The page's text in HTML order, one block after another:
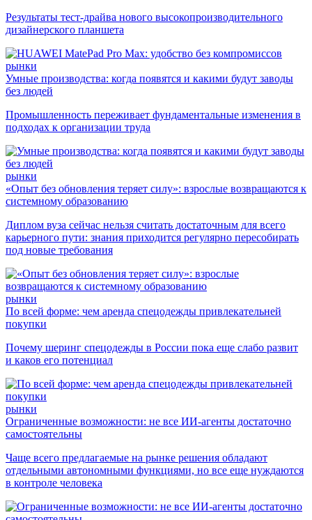
Результаты тест-драйва нового высокопроизводительного
дизайнерского планшета
рынки
Умные производства: когда появятся и какими будут заводы
без людей
Промышленность переживает фундаментальные изменения в
подходах к организации труда
рынки
«Опыт без обновления теряет силу»: взрослые возвращаются к
системному образованию
Диплом вуза сейчас нельзя считать достаточным для всего
карьерного пути: знания приходится регулярно пересобирать
под новые требования
рынки
По всей форме: чем аренда спецодежды привлекательней
покупки
Почему шеринг спецодежды в России пока еще слабо развит
и каков его потенциал
рынки
Ограниченные возможности: не все ИИ-агенты достаточно
самостоятельны
Чаще всего предлагаемые на рынке решения обладают
отдельными автономными функциями, но все еще нуждаются
в контроле человека